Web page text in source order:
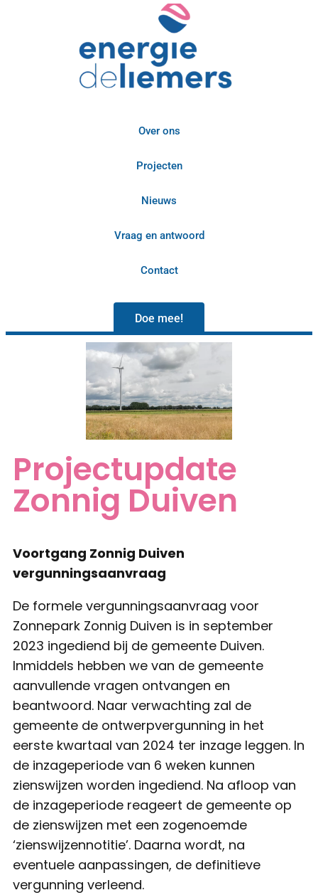
Over ons
Projecten
Nieuws
Vraag en antwoord
Contact
Doe mee!
Projectupdate
Zonnig Duiven
Voortgang Zonnig Duiven
vergunningsaanvraag
De formele vergunningsaanvraag voor
Zonnepark Zonnig Duiven is in september
2023 ingediend bij de gemeente Duiven.
Inmiddels hebben we van de gemeente
aanvullende vragen ontvangen en
beantwoord. Naar verwachting zal de
gemeente de ontwerpvergunning in het
eerste kwartaal van 2024 ter inzage leggen. In
de inzageperiode van 6 weken kunnen
zienswijzen worden ingediend. Na afloop van
de inzageperiode reageert de gemeente op
de zienswijzen met een zogenoemde
‘zienswijzennotitie’. Daarna wordt, na
eventuele aanpassingen, de definitieve
vergunning verleend.